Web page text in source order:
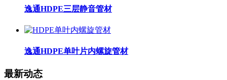
逸通HDPE三层静音管材
逸通HDPE单叶片内螺旋管材
最新动态